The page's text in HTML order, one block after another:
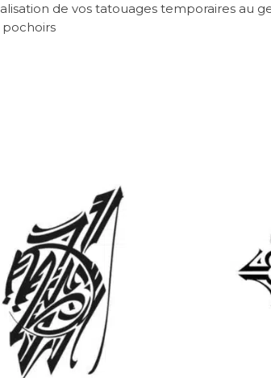
de vos tatouages temporaires au
pochoirs